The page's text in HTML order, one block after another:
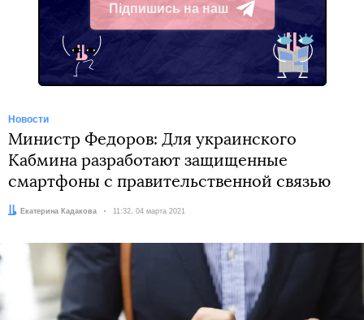
Підпишись на наш
Telegram
Новости
Министр Федоров: Для украинского
Кабмина разработают защищенные
смартфоны с правительственной связью
Автор:Екатерина Кадакова Дата:
11:32, 04 марта 2021